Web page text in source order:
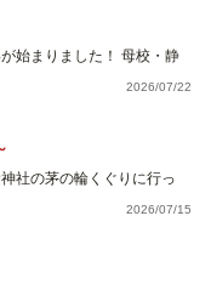
始まりました！ 母校・静
2026/07/22
社の茅の輪くぐりに行っ
2026/07/15